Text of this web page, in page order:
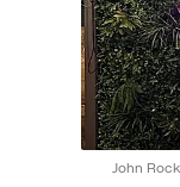
John